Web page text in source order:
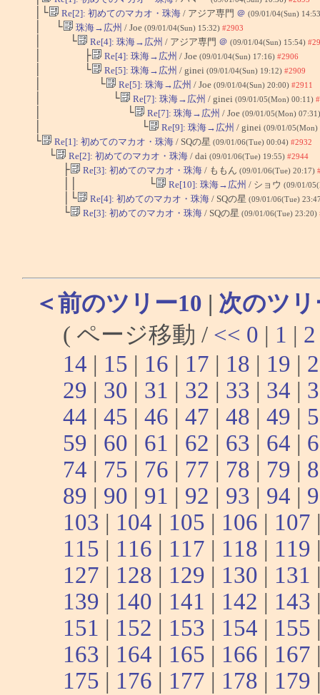
│└ Re[2]: 初めてのマカオ・珠海/ アジア専門 ＠ (09/01/04(Sun)
│ └ 珠海→広州 / Joe (09/01/04(Sun) 15:32) #2903
│ └ Re[4]: 珠海→広州 / アジア専門 ＠ (09/01/04(Sun) 15:54)
│ ├ Re[4]: 珠海→広州 / Joe (09/01/04(Sun) 17:16) #2906
│ └ Re[5]: 珠海→広州 / ginei (09/01/04(Sun) 19:12) #2909
│ └ Re[5]: 珠海→広州 / Joe (09/01/04(Sun) 20:00) #2911
│ └ Re[7]: 珠海→広州 / ginei (09/01/05(Mon) 00:11)
│ └ Re[7]: 珠海→広州 / Joe (09/01/05(Mon)
│ └ Re[9]: 珠海→広州 / ginei (09/01/
└ Re[1]: 初めてのマカオ・珠海/ SQの星 (09/01/06(Tue) 00:04) #2932
└ Re[2]: 初めてのマカオ・珠海/ dai (09/01/06(Tue) 19:55) #2944
├ Re[3]: 初めてのマカオ・珠海/ ももん (09/01/06(Tue) 20:17)
││ └ Re[10]: 珠海→広州 / ショウ (09/01/
│└ Re[4]: 初めてのマカオ・珠海/ SQの星 (09/01/06(Tue)
└ Re[3]: 初めてのマカオ・珠海/ SQの星 (09/01/06(Tue) 23:20)
＜前のツリー10 | 次のツリ
( ページ移動 / << 0 | 1 | 2
14 | 15 | 16 | 17 | 18 | 19 |
29 | 30 | 31 | 32 | 33 | 34 |
44 | 45 | 46 | 47 | 48 | 49 |
59 | 60 | 61 | 62 | 63 | 64 |
74 | 75 | 76 | 77 | 78 | 79 |
89 | 90 | 91 | 92 | 93 | 94 |
103 | 104 | 105 | 106 | 107
115 | 116 | 117 | 118 | 119
127 | 128 | 129 | 130 | 131
139 | 140 | 141 | 142 | 143
151 | 152 | 153 | 154 | 155
163 | 164 | 165 | 166 | 167
175 | 176 | 177 | 178 | 179